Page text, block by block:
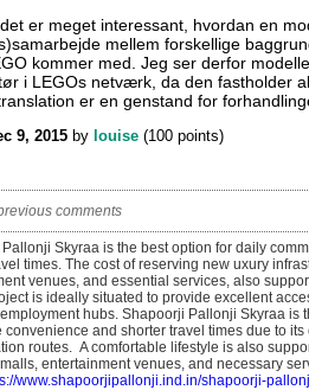
er meget interessant, hvordan en
mellem forskellige
kommer med. Jeg ser derfor
i LEGOs netværk, da den fastholder
er en genstand for
9, 2015 by louise (100 points)
comments
Skyraa is the best option for daily
times. The cost of reserving new uxury
venues, and essential services, also
is ideally situated to provide excellent
hubs. Shapoorji Pallonji Skyraa is
convenience and shorter travel times due to
routes. A comfortable lifestyle is also
entertainment venues, and necessary
www.shapoorjipallonji.ind.in/shapoorji-